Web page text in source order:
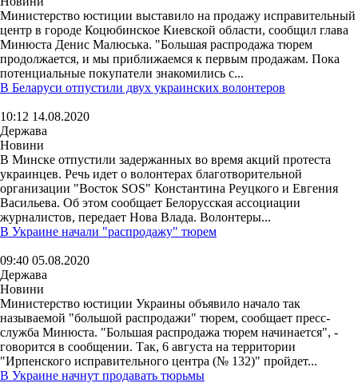
Министерство юстиции выставило на продажу исправительный
центр в городе Коцюбинское Киевской области, сообщил глава
Минюста Денис Малюська. "Большая распродажа тюрем
продолжается, и мы приближаемся к первым продажам. Пока
потенциальные покупатели знакомились с...
В Беларуси отпустили двух украинских волонтеров
10:12 14.08.2020
Держава
Новини
В Минске отпустили задержанных во время акций протеста
украинцев. Речь идет о волонтерах благотворительной
организации "Восток SOS" Константина Реуцкого и Евгения
Васильева. Об этом сообщает Белорусская ассоциации
журналистов, передает Нова Влада. Волонтеры...
В Украине начали "распродажу" тюрем
09:40 05.08.2020
Держава
Новини
Министерство юстиции Украины объявило начало так
называемой "большой распродажи" тюрем, сообщает пресс-
служба Минюста. "Большая распродажа тюрем начинается", -
говорится в сообщении. Так, 6 августа на территории
"Ирпенского исправительного центра (№ 132)" пройдет...
В Украине начнут продавать тюрьмы